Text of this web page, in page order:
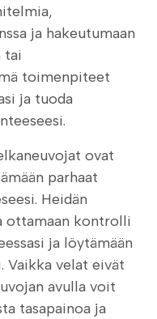
ja hakeutumaan
tai
toimenpiteet
ja tuoda
ovat
parhaat
Heidän
ottamaan kontrolli
ja löytämään
Vaikka velat eivät
avulla voit
tasapainoa ja